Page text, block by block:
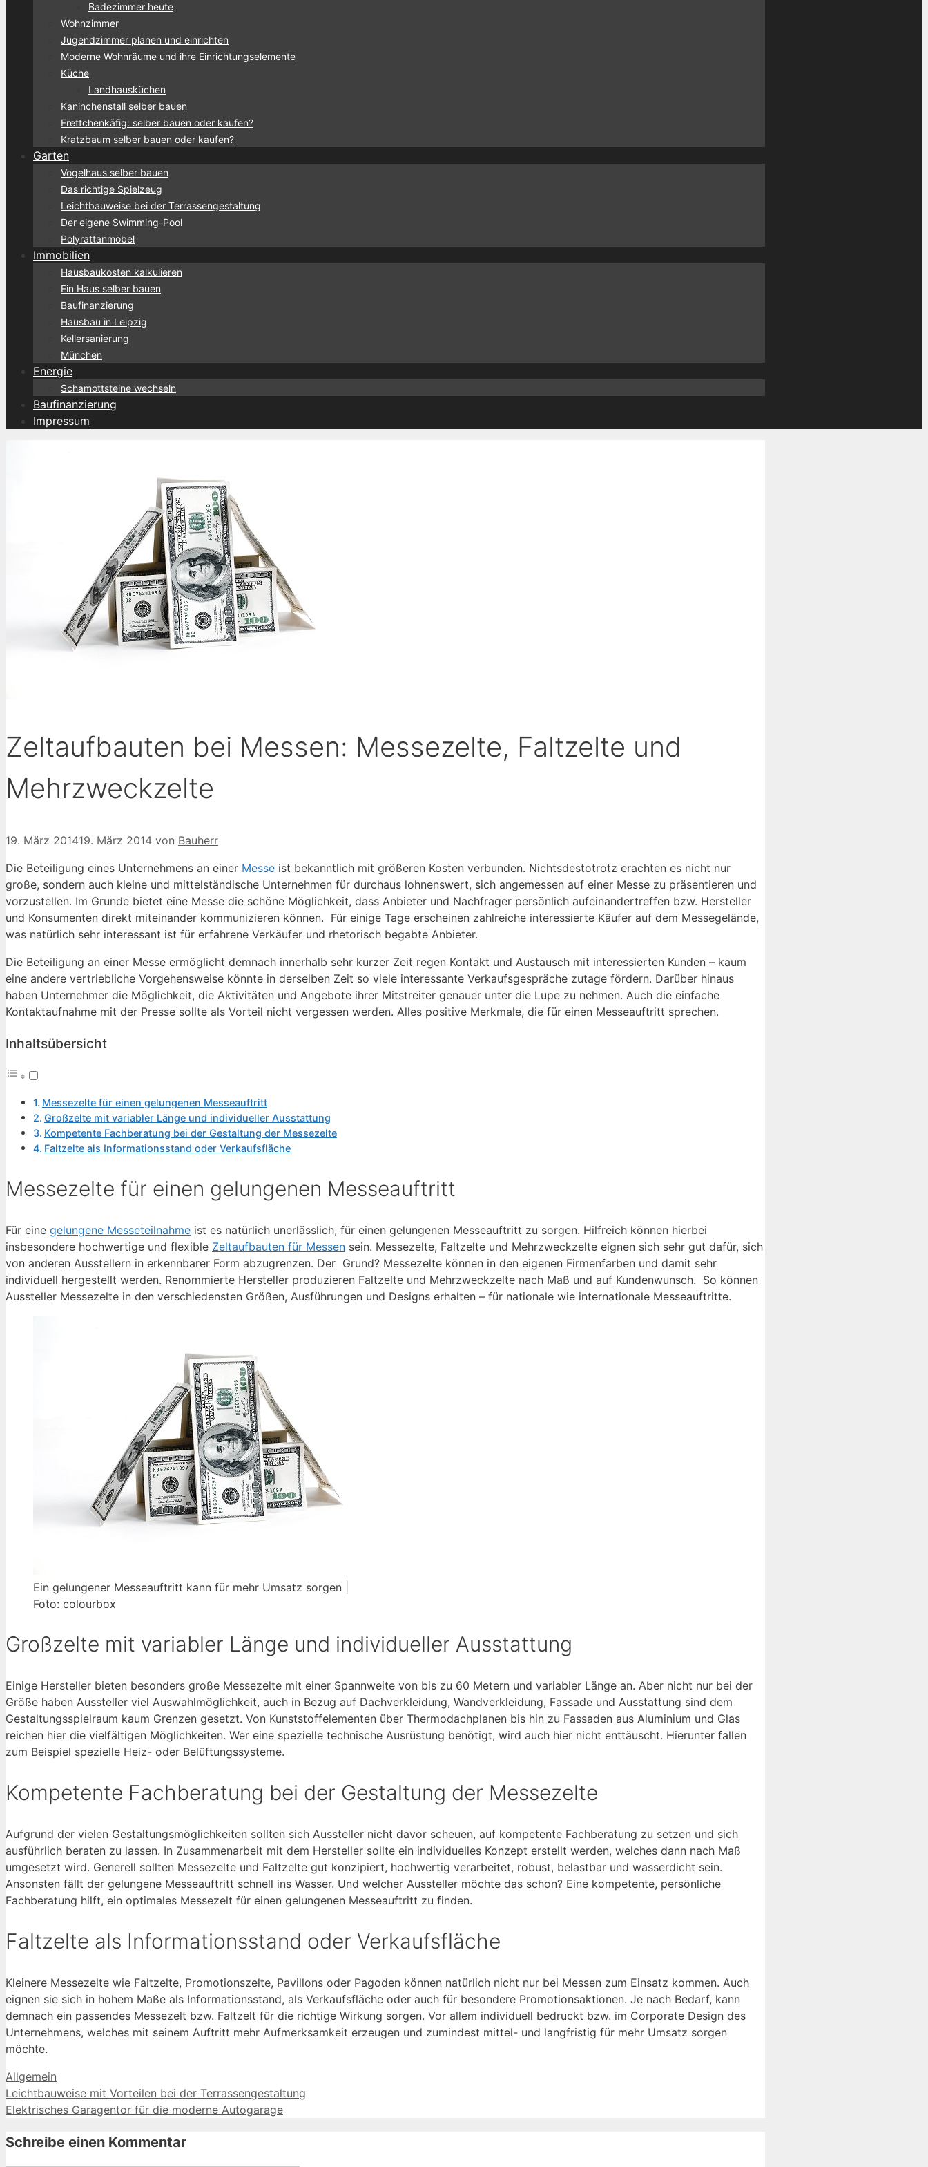
Badezimmer heute
Wohnzimmer
Jugendzimmer planen und einrichten
Moderne Wohnräume und ihre Einrichtungselemente
Küche
Landhausküchen
Kaninchenstall selber bauen
Frettchenkäfig: selber bauen oder kaufen?
Kratzbaum selber bauen oder kaufen?
Garten
Vogelhaus selber bauen
Das richtige Spielzeug
Leichtbauweise bei der Terrassengestaltung
Der eigene Swimming-Pool
Polyrattanmöbel
Immobilien
Hausbaukosten kalkulieren
Ein Haus selber bauen
Baufinanzierung
Hausbau in Leipzig
Kellersanierung
München
Energie
Schamottsteine wechseln
Baufinanzierung
Impressum
Zeltaufbauten bei Messen: Messezelte, Faltzelte und
Mehrzweckzelte
19. März 201419. März 2014 von Bauherr
Die Beteiligung eines Unternehmens an einer Messe ist bekanntlich mit größeren Kosten verbunden. Nichtsdestotrotz erachten es nicht nur
große, sondern auch kleine und mittelständische Unternehmen für durchaus lohnenswert, sich angemessen auf einer Messe zu präsentieren und
vorzustellen. Im Grunde bietet eine Messe die schöne Möglichkeit, dass Anbieter und Nachfrager persönlich aufeinandertreffen bzw. Hersteller
und Konsumenten direkt miteinander kommunizieren können. Für einige Tage erscheinen zahlreiche interessierte Käufer auf dem Messegelände,
was natürlich sehr interessant ist für erfahrene Verkäufer und rhetorisch begabte Anbieter.
Die Beteiligung an einer Messe ermöglicht demnach innerhalb sehr kurzer Zeit regen Kontakt und Austausch mit interessierten Kunden – kaum
eine andere vertriebliche Vorgehensweise könnte in derselben Zeit so viele interessante Verkaufsgespräche zutage fördern. Darüber hinaus
haben Unternehmer die Möglichkeit, die Aktivitäten und Angebote ihrer Mitstreiter genauer unter die Lupe zu nehmen. Auch die einfache
Kontaktaufnahme mit der Presse sollte als Vorteil nicht vergessen werden. Alles positive Merkmale, die für einen Messeauftritt sprechen.
Inhaltsübersicht
Messezelte für einen gelungenen Messeauftritt
Großzelte mit variabler Länge und individueller Ausstattung
Kompetente Fachberatung bei der Gestaltung der Messezelte
Faltzelte als Informationsstand oder Verkaufsfläche
Messezelte für einen gelungenen Messeauftritt
Für eine gelungene Messeteilnahme ist es natürlich unerlässlich, für einen gelungenen Messeauftritt zu sorgen. Hilfreich können hierbei
insbesondere hochwertige und flexible Zeltaufbauten für Messen sein. Messezelte, Faltzelte und Mehrzweckzelte eignen sich sehr gut dafür, sich
von anderen Ausstellern in erkennbarer Form abzugrenzen. Der Grund? Messezelte können in den eigenen Firmenfarben und damit sehr
individuell hergestellt werden. Renommierte Hersteller produzieren Faltzelte und Mehrzweckzelte nach Maß und auf Kundenwunsch. So können
Aussteller Messezelte in den verschiedensten Größen, Ausführungen und Designs erhalten – für nationale wie internationale Messeauftritte.
Ein gelungener Messeauftritt kann für mehr Umsatz sorgen |
Foto: colourbox
Großzelte mit variabler Länge und individueller Ausstattung
Einige Hersteller bieten besonders große Messezelte mit einer Spannweite von bis zu 60 Metern und variabler Länge an. Aber nicht nur bei der
Größe haben Aussteller viel Auswahlmöglichkeit, auch in Bezug auf Dachverkleidung, Wandverkleidung, Fassade und Ausstattung sind dem
Gestaltungsspielraum kaum Grenzen gesetzt. Von Kunststoffelementen über Thermodachplanen bis hin zu Fassaden aus Aluminium und Glas
reichen hier die vielfältigen Möglichkeiten. Wer eine spezielle technische Ausrüstung benötigt, wird auch hier nicht enttäuscht. Hierunter fallen
zum Beispiel spezielle Heiz- oder Belüftungssysteme.
Kompetente Fachberatung bei der Gestaltung der Messezelte
Aufgrund der vielen Gestaltungsmöglichkeiten sollten sich Aussteller nicht davor scheuen, auf kompetente Fachberatung zu setzen und sich
ausführlich beraten zu lassen. In Zusammenarbeit mit dem Hersteller sollte ein individuelles Konzept erstellt werden, welches dann nach Maß
umgesetzt wird. Generell sollten Messezelte und Faltzelte gut konzipiert, hochwertig verarbeitet, robust, belastbar und wasserdicht sein.
Ansonsten fällt der gelungene Messeauftritt schnell ins Wasser. Und welcher Aussteller möchte das schon? Eine kompetente, persönliche
Fachberatung hilft, ein optimales Messezelt für einen gelungenen Messeauftritt zu finden.
Faltzelte als Informationsstand oder Verkaufsfläche
Kleinere Messezelte wie Faltzelte, Promotionszelte, Pavillons oder Pagoden können natürlich nicht nur bei Messen zum Einsatz kommen. Auch
eignen sie sich in hohem Maße als Informationsstand, als Verkaufsfläche oder auch für besondere Promotionsaktionen. Je nach Bedarf, kann
demnach ein passendes Messezelt bzw. Faltzelt für die richtige Wirkung sorgen. Vor allem individuell bedruckt bzw. im Corporate Design des
Unternehmens, welches mit seinem Auftritt mehr Aufmerksamkeit erzeugen und zumindest mittel- und langfristig für mehr Umsatz sorgen
möchte.
Kategorien
Allgemein
Leichtbauweise mit Vorteilen bei der Terrassengestaltung
Elektrisches Garagentor für die moderne Autogarage
Schreibe einen Kommentar